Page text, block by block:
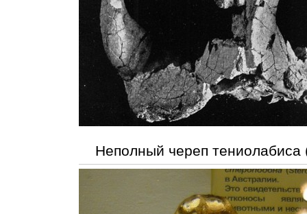
Неполный череп тениолабиса